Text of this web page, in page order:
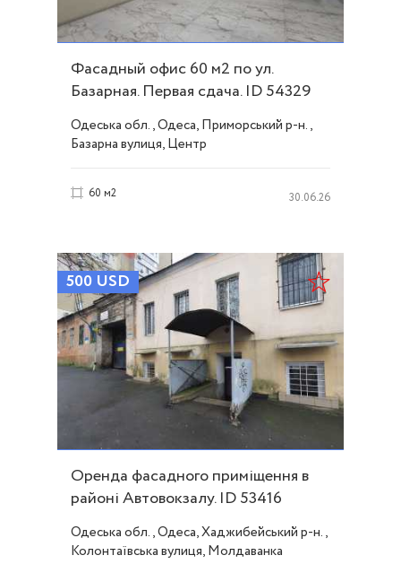
Фасадный офис 60 м2 по ул.
Базарная. Первая сдача. ID 54329
Одеська обл., Одеса, Приморський р-н.,
Базарна вулиця, Центр
60 м2 30.06.26
500 USD
Оренда фасадного приміщення в
районі Автовокзалу. ID 53416
Одеська обл., Одеса, Хаджибейський р-н.,
Колонтаївська вулиця, Молдаванка